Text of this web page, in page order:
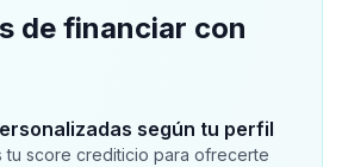
de financiar con
según tu perfil
tu score crediticio para ofrecerte